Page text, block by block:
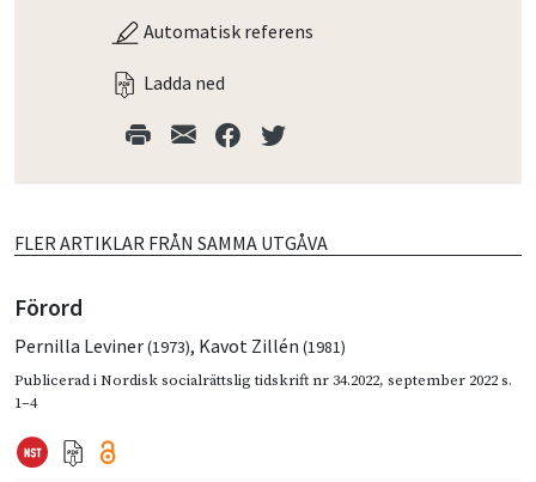
Automatisk referens
Ladda ned
FLER ARTIKLAR FRÅN SAMMA UTGÅVA
Förord
Pernilla Leviner(1973), Kavot Zillén (1981)
Publicerad iNordisk socialrättslig tidskrift nr 34.2022, september 2022s.
1–4